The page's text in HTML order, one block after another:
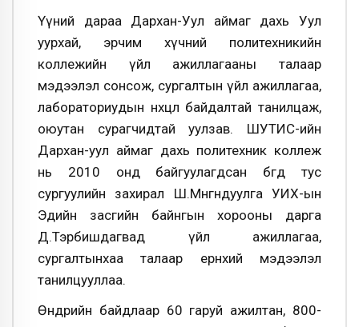
Үүний дараа Дархан-Уул аймаг дахь Уул
уурхай, эрчим хүчний политехникийн
коллежийн үйл ажиллагааны талаар
мэдээлэл сонсож, сургалтын үйл ажиллагаа,
лабораториудын нөхцөл байдалтай танилцаж,
оюутан сурагчидтай уулзав. ШУТИС-ийн
Дархан-уул аймаг дахь политехник коллеж
нь 2010 онд байгуулагдсан бөгөөд тус
сургуулийн захирал Ш.Мөнгөндуулга УИХ-ын
Эдийн засгийн байнгын хорооны дарга
Д.Тэрбишдагвад үйл ажиллагаа,
сургалтынхаа талаар ерөнхий мэдээлэл
танилцууллаа.
Өнөөдрийн байдлаар 60 гаруй ажилтан, 800-